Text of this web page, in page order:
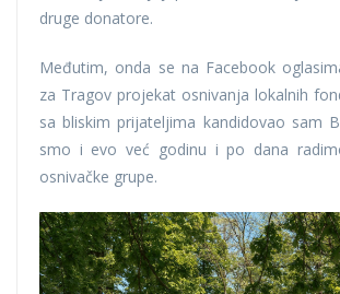
druge donatore.
Međutim, onda se na Facebook
za Tragov projekat osnivanja lokalnih
sa bliskim prijateljima kandidovao sam
smo i evo već godinu i po dana
osnivačke grupe.